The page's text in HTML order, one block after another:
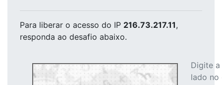
Para liberar o acesso do IP 216.73.217.11,
responda ao desafio abaixo.
Digite
lado no